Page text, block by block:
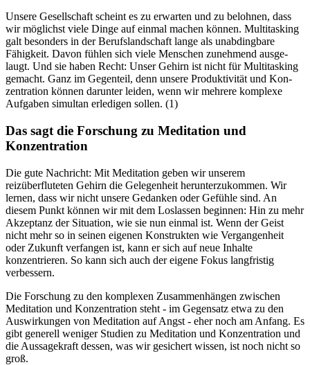
Unsere Gesellschaft scheint es zu erwarten und zu belohnen, dass
wir mög­lichst viele Dinge auf einmal machen können. Mul­ti­tas­king
galt besonders in der Berufs­land­schaft lange als unab­ding­bare
Fähig­keit. Davon fühlen sich viele Men­schen zuneh­mend aus­ge­
laugt. Und sie haben Recht: Unser Gehirn ist nicht für Mul­ti­tas­king
gemacht. Ganz im Gegen­teil, denn unsere Pro­duk­ti­vi­tät und Kon­
zen­tra­tion können dar­un­ter leiden, wenn wir meh­rere kom­plexe
Auf­ga­ben simul­tan erle­di­gen sollen. (1)
Das sagt die Forschung zu Meditation und
Konzentration
Die gute Nachricht: Mit Meditation geben wir unserem
reizüberfluteten Gehirn die Gelegenheit herunterzukommen. Wir
lernen, dass wir nicht unsere Gedanken oder Gefühle sind. An
diesem Punkt können wir mit dem Loslassen beginnen: Hin zu mehr
Akzeptanz der Situation, wie sie nun einmal ist. Wenn der Geist
nicht mehr so in seinen eigenen Konstrukten wie Vergangenheit
oder Zukunft verfangen ist, kann er sich auf neue Inhalte
konzentrieren. So kann sich auch der eigene Fokus langfristig
verbessern.
Die Forschung zu den komplexen Zusammenhängen zwischen
Meditation und Konzentration steht - im Gegensatz etwa zu den
Auswirkungen von Meditation auf Angst - eher noch am Anfang. Es
gibt generell weniger Studien zu Meditation und Konzentration und
die Aussagekraft dessen, was wir gesichert wissen, ist noch nicht so
groß.